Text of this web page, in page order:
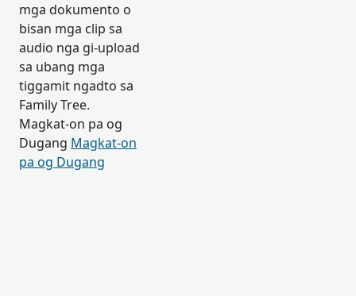
mga dokumento o
bisan mga clip sa
audio nga gi-upload
sa ubang mga
tiggamit ngadto sa
Family Tree.
Magkat-on pa og
Dugang Magkat-on
pa og Dugang